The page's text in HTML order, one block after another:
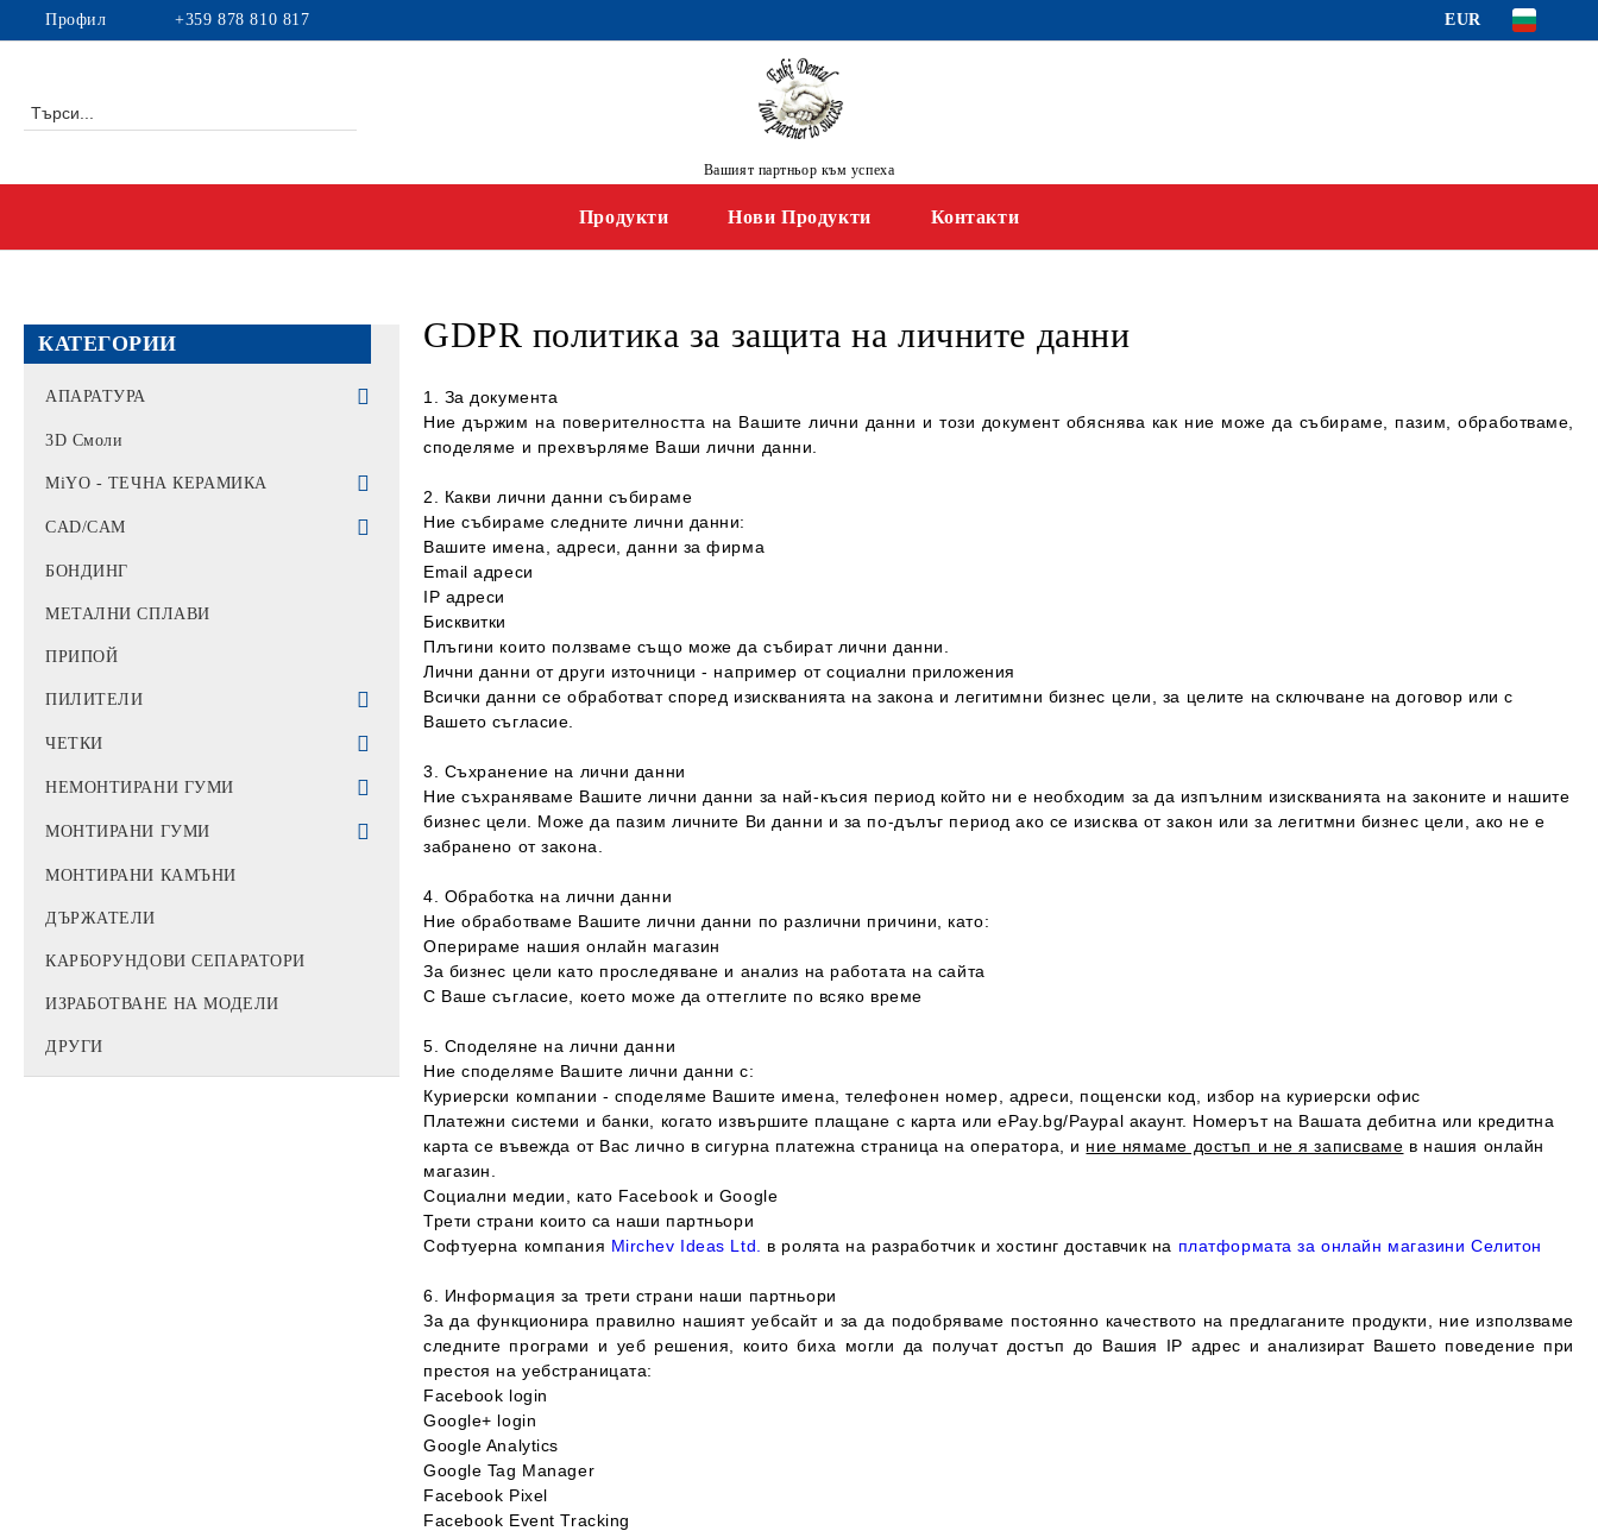
Профил +359 878 810 817 EUR
Вашият партньор към успеха
Продукти Нови Продукти Контакти
КАТЕГОРИИ
АПАРАТУРА
Интраорални скенери
Машини за фрезоване
Печки за синтероване
3D Скенери
3D Принтери
Системи за измиване и
3D Смоли
MiYO - ТЕЧНА КЕРАМИКА
MiYO COLOR
MiYO PINK
MiYO Аксесоари
CAD/CAM
Amber Mill - Нано-литиев
БОНДИНГ
МЕТАЛНИ СПЛАВИ
ПРИПОЙ
ПИЛИТЕЛИ
ПИЛИТЕЛИ ЗА ЦИРКОНИЙ
ДИАМАНТЕНИ ПИЛИТЕЛИ
ДИАМАНТЕНИ ДИСКОВЕ
ЧЕТКИ
ЧЕТКИ ЗА ПОЛИРАНЕ
НЕМОНТИРАНИ ГУМИ
ГУМИ ЗА КЕРАМИКА
ГУМИ ЗА МЕТАЛ
КЕЧЕ
МОНТИРАНИ ГУМИ
ГУМИ ЗА ЦИРКОНИЙ
ГУМИ ЗА ПЛАСТМАСА
МОНТИРАНИ КАМЪНИ
ДЪРЖАТЕЛИ
КАРБОРУНДОВИ СЕПАРАТОРИ
ИЗРАБОТВАНЕ НА МОДЕЛИ
ДРУГИ
GDPR политика за защита на личните данни
1. За документа
Ние държим на поверителността на Вашите лични данни и този документ обяснява как ние може да събираме, пазим, обработваме,
споделямe и прехвърляме Ваши лични данни.
2. Какви лични данни събираме
Ние събираме следните лични данни:
Вашите имена, адреси, данни за фирма
Email адреси
IP адреси
Бисквитки
Плъгини които ползваме също може да събират лични данни.
Лични данни от други източници - например от социални приложения
Всички данни се обработват според изискванията на закона и легитимни бизнес цели, за целите на сключване на договор или с
Вашето съгласие.
3. Съхранение на лични данни
Ние съхраняваме Вашите лични данни за най-късия период който ни е необходим за да изпълним изискванията на законите и нашите
бизнес цели. Може да пазим личните Ви данни и за по-дълъг период ако се изисква от закон или за легитмни бизнес цели, ако не е
забранено от закона.
4. Обработка на лични данни
Ние обработваме Вашите лични данни по различни причини, като:
Оперираме нашия онлайн магазин
За бизнес цели като проследяване и анализ на работата на сайта
С Ваше съгласие, което може да оттеглите по всяко време
5. Споделяне на лични данни
Ние споделяме Вашите лични данни с:
Куриерски компании - споделяме Вашите имена, телефонен номер, адреси, пощенски код, избор на куриерски офис
Платежни системи и банки, когато извършите плащане с карта или еPay.bg/Paypal акаунт. Номерът на Вашата дебитна или кредитна
карта се въвежда от Вас лично в сигурна платежна страница на оператора, и ние нямаме достъп и не я записваме в нашия онлайн
магазин.
Социални медии, като Facebook и Google
Трети страни които са наши партньори
Софтуерна компания Mirchev Ideas Ltd. в ролята на разработчик и хостинг доставчик на платформата за онлайн магазини Селитон
6. Информация за трети страни наши партньори
За да функционира правилно нашият уебсайт и за да подобряваме постоянно качеството на предлаганите продукти, ние използваме
следните програми и уеб решения, които биха могли да получат достъп до Вашия IP адрес и анализират Вашето поведение при
престоя на уебстраницата:
Facebook login
Google+ login
Google Analytics
Google Tag Manager
Facebook Pixel
Facebook Event Tracking